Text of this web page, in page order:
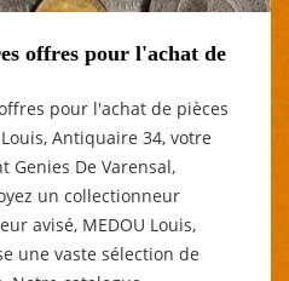
offres pour l'achat de
pour l'achat de pièces
Antiquaire 34, votre
Genies De Varensal,
un collectionneur
avisé, MEDOU Louis,
une vaste sélection de